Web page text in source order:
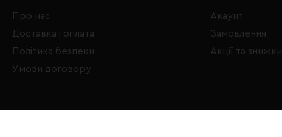
Про нас
Доставка і оплата
Політика безпеки
Умови договору
Акаунт
Замовлення
Акції та знижки